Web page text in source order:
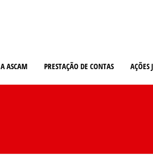
A ASCAM PRESTAÇÃO DE CONTAS AÇÕES